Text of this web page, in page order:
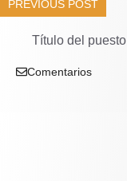
PREVIOUS POST
Título del puesto
Comentarios